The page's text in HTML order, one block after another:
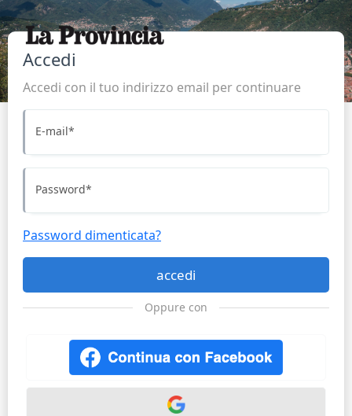
Accedi
Accedi con il tuo indirizzo email per continuare
E-mail*
Password*
Password dimenticata?
accedi
Oppure con